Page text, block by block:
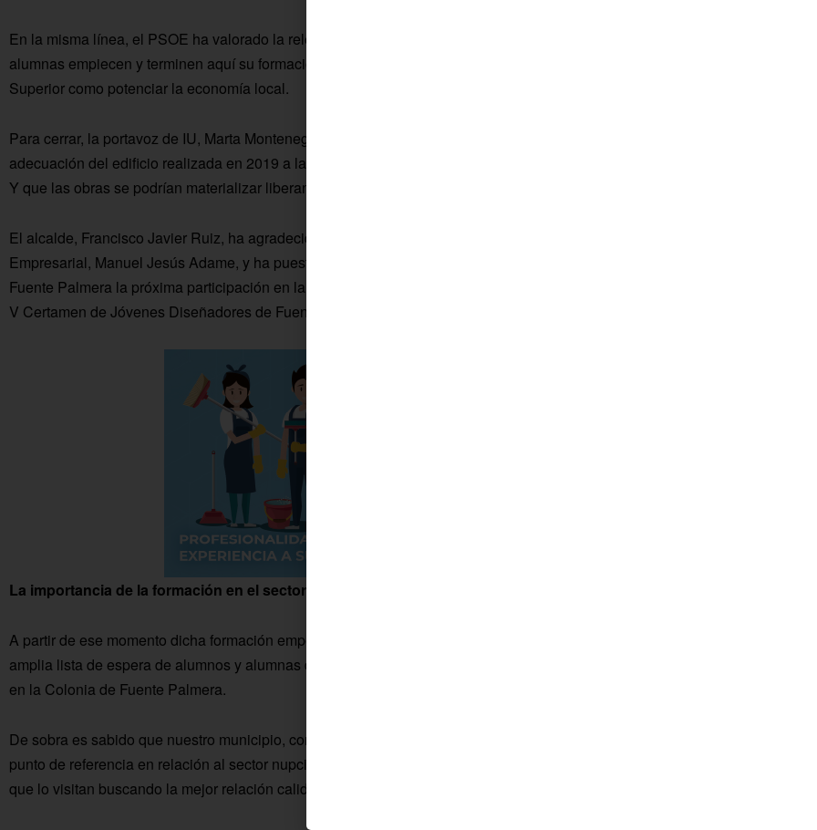
En la misma línea, el PSOE ha valorado la relevancia de esta iniciativa que permitiría que los alumnos y
alumnas empiecen y terminen aquí su formación, además de otras ventajas de la implantación del Ciclo
Superior como potenciar la economía local.
Para cerrar, la portavoz de IU, Marta Montenegro, ha explicado que existe una memoria sobre la
adecuación del edificio realizada en 2019 a la que prácticamente solo habría que actualizarle los precios.
Y que las obras se podrían materializar liberando fondos a través del remanente municipal.
El alcalde, Francisco Javier Ruiz, ha agradecido la presencia en el Pleno del presidente de la Asociación
Empresarial, Manuel Jesús Adame, y ha puesto como ejemplo del éxito de la formación que se imparte en
Fuente Palmera la próxima participación en la Semana de la Moda de París de Alberto Muñoz, ganador del
V Certamen de Jóvenes Diseñadores de Fuente Palmera de Boda y antiguo alumno del Ciclo Medio.
La importancia de la formación en el sector textil
A partir de ese momento dicha formación empezó a funcionar siendo un total éxito a día de hoy, con una
amplia lista de espera de alumnos y alumnas deseosas de aprender este oficio tan tradicional e importante
en la Colonia de Fuente Palmera.
De sobra es sabido que nuestro municipio, conocido a nivel nacional como El Pueblo de las Novias, es un
punto de referencia en relación al sector nupcial ya que son de diferentes lugares de España las personas
que lo visitan buscando la mejor relación calidad-precio en sus artículos y servicios.